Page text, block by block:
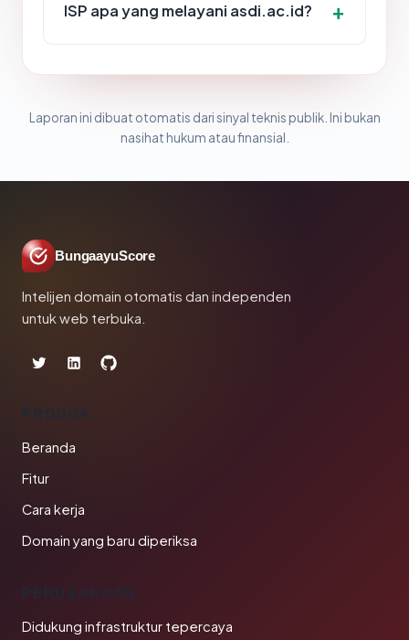
ISP apa yang melayani asdi.ac.id?
Laporan ini dibuat otomatis dari sinyal teknis publik. Ini bukan
nasihat hukum atau finansial.
BungaayuScore
Intelijen domain otomatis dan independen
untuk web terbuka.
PRODUK
Beranda
Fitur
Cara kerja
Domain yang baru diperiksa
PERUSAHAAN
Didukung infrastruktur tepercaya